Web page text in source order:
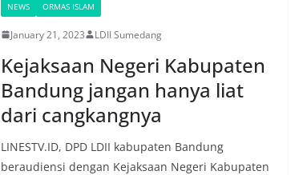
NEWS ORMAS ISLAM
January 21, 2023 LDII Sumedang
Kejaksaan Negeri Kabupaten
Bandung jangan hanya liat
dari cangkangnya
LINESTV.ID, DPD LDII kabupaten Bandung
beraudiensi dengan Kejaksaan Negeri Kabupaten